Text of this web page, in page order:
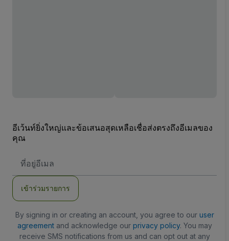
อีเว้นท์ยิ่งใหญ่และข้อเสนอสุดเหลือเชื่อส่งตรงถึงอีเมลของ
คุณ
อยู่
เข้าร่วมรายการ
By signing in or creating an account, you agree to our user
agreementand acknowledge our privacy policy. You may
receive SMS notifications from us and can opt out at any